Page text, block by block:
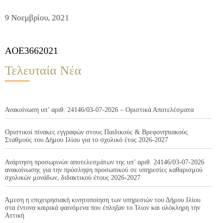
9 Νοεμβρίου, 2021
AOE3662021
Τελευταία Νέα
Ανακοίνωση υπ’ αριθ. 24146/03-07-2026 – Οριστικά Αποτελέσματα
Οριστικοί πίνακες εγγραφών στους Παιδικούς & Βρεφονηπιακούς
Σταθμούς του Δήμου Ιλίου για το σχολικό έτος 2026-2027
Ανάρτηση προσωρινών αποτελεσμάτων της υπ’ αριθ. 24146/03-07-2026
ανακοίνωσης για την πρόσληψη προσωπικού σε υπηρεσίες καθαρισμού
σχολικών μονάδων, διδακτικού έτους 2026-2027
Άμεση η επιχειρησιακή κινητοποίηση των υπηρεσιών του Δήμου Ιλίου
στα έντονα καιρικά φαινόμενα που έπληξαν το Ίλιον και ολόκληρη την
Αττική